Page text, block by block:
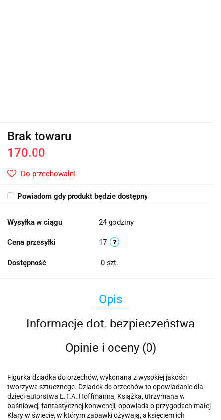
Brak towaru
170.00
Do przechowalni
Powiadom gdy produkt będzie dostępny
Wysyłka w ciągu 24 godziny
Cena przesyłki 17
Dostępność 0 szt.
Opis
Informacje dot. bezpieczeństwa
Opinie i oceny (0)
Figurka dziadka do orzechów, wykonana z wysokiej jakości
tworzywa sztucznego. Dziadek do orzechów to opowiadanie dla
dzieci autorstwa E.T.A. Hoffmanna, Książka, utrzymana w
baśniowej, fantastycznej konwencji, opowiada o przygodach małej
Klary w świecie, w którym zabawki ożywają, a księciem ich